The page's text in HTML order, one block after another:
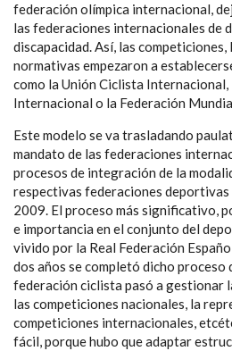
federación olímpica internacional,
las federaciones internacionales de
discapacidad. Así, las
normativas empezaron a
como la Unión Ciclista
Internacional o la Federación
Este modelo se va trasladando
mandato de las federaciones
procesos de integración de la
respectivas federaciones
2009. El proceso más significativo,
e importancia en el conjunto del
vivido por la Real Federación
dos años se completó dicho proceso
federación ciclista pasó a gestionar
las competiciones nacionales, la
competiciones internacionales,
fácil, porque hubo que adaptar